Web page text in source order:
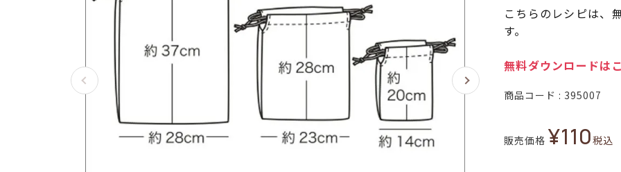
こちらのレシピは、
す。
無料ダウンロードは
商品コード 395007
販売価格 ¥110税込